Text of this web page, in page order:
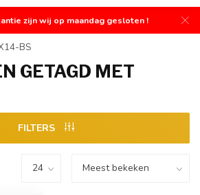
zijn wij op maandag gesloten !
BS
GETAGD MET
FILTERS